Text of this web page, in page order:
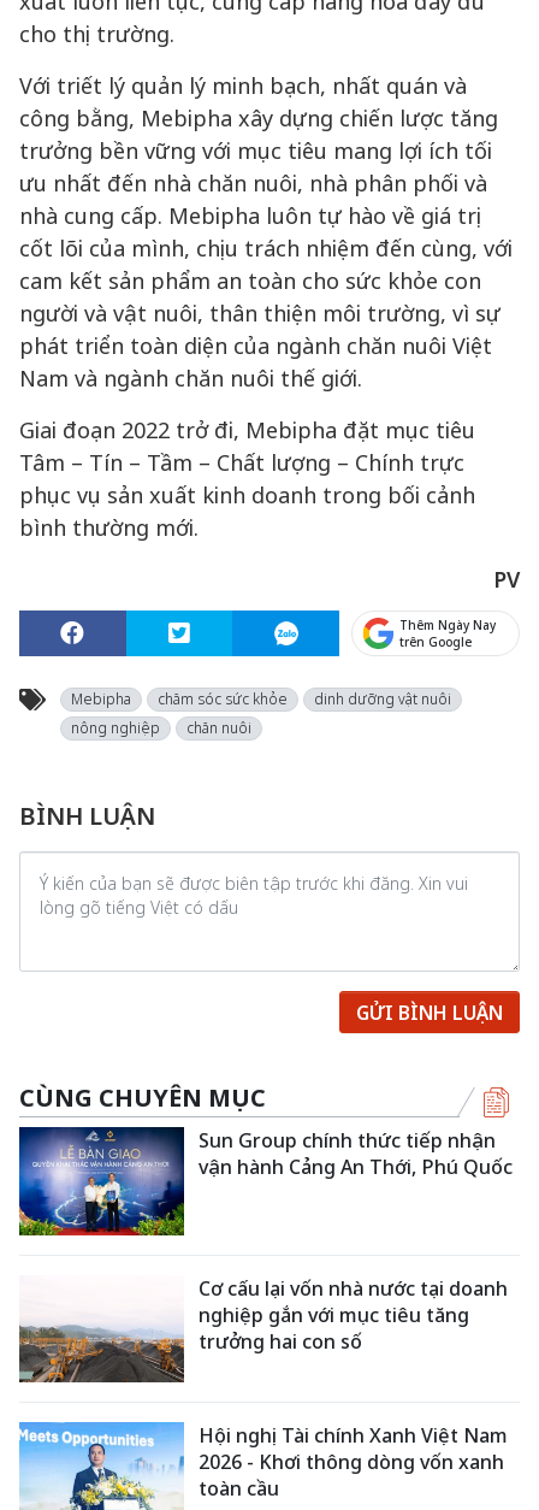
cho thị trường.
Với triết lý quản lý minh bạch, nhất quán và
công bằng, Mebipha xây dựng chiến lược tăng
trưởng bền vững với mục tiêu mang lợi ích tối
ưu nhất đến nhà chăn nuôi, nhà phân phối và
nhà cung cấp. Mebipha luôn tự hào về giá trị
cốt lõi của mình, chịu trách nhiệm đến cùng, với
cam kết sản phẩm an toàn cho sức khỏe con
người và vật nuôi, thân thiện môi trường, vì sự
phát triển toàn diện của ngành chăn nuôi Việt
Nam và ngành chăn nuôi thế giới.
Giai đoạn 2022 trở đi, Mebipha đặt mục tiêu
Tâm – Tín – Tầm – Chất lượng – Chính trực
phục vụ sản xuất kinh doanh trong bối cảnh
bình thường mới.
PV
Thêm Ngày Nay
trên Google
Mebipha chăm sóc sức khỏe
dinh dưỡng vật nuôi
nông nghiệp
chăn nuôi
BÌNH LUẬN
GỬI BÌNH LUẬN
CÙNG CHUYÊN MỤC
Sun Group chính thức tiếp nhận
vận hành Cảng An Thới, Phú Quốc
Cơ cấu lại vốn nhà nước tại doanh
nghiệp gắn với mục tiêu tăng
trưởng hai con số
Hội nghị Tài chính Xanh Việt Nam
2026 - Khơi thông dòng vốn xanh
toàn cầu